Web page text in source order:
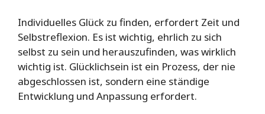
Individuelles Glück zu finden, erfordert Zeit und
Selbstreflexion. Es ist wichtig, ehrlich zu sich
selbst zu sein und herauszufinden, was wirklich
wichtig ist. Glücklichsein ist ein Prozess, der nie
abgeschlossen ist, sondern eine ständige
Entwicklung und Anpassung erfordert.